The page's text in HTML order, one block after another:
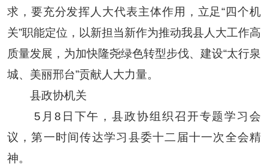
求，要充分发挥人大代表主体作用，立足“四个机
关”职能定位，以新担当新作为推动我县人大工作高
质量发展，为加快隆尧绿色转型步伐、建设“太行泉
城、美丽邢台”贡献人大力量。
县政协机关
5月8日下午，县政协组织召开专题学习会
议，第一时间传达学习县委十二届十一次全会精
神。